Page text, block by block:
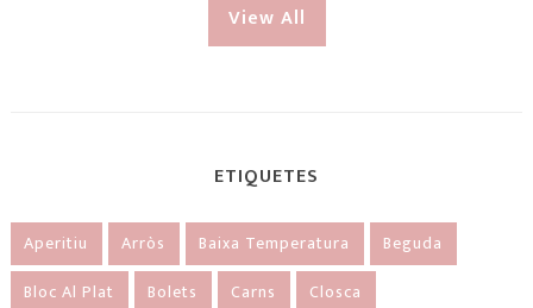
View All
ETIQUETES
Aperitiu Arròs Baixa Temperatura
Beguda
Bloc Al Plat
Bolets Carns
Closca